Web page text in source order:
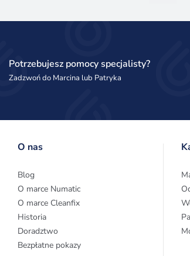
Potrzebujesz pomocy specjalisty?
Zadzwoń do Marcina lub Patryka
O nas
Blog
O marce Numatic
O marce Cleanfix
Historia
Doradztwo
Bezpłatne pokazy